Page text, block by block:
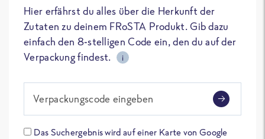
Hier erfährst du alles über die Herkunft der
Zutaten zu deinem FRoSTA Produkt. Gib dazu
einfach den 8-stelligen Code ein, den du auf der
Verpackung findest.
i
Verpackungscode eingeben
Das Suchergebnis wird auf einer Karte von Google